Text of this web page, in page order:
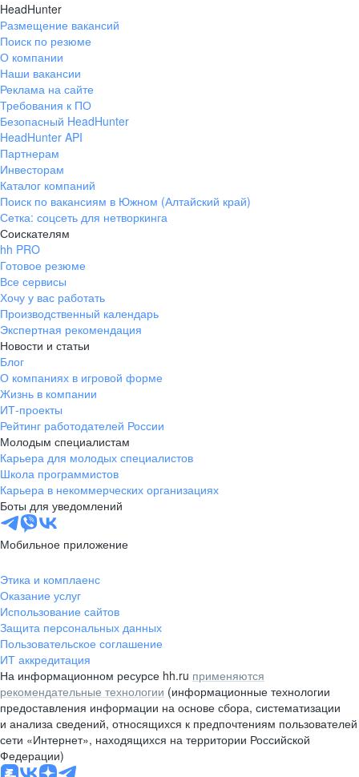
HeadHunter
Размещение вакансий
Поиск по резюме
О компании
Наши вакансии
Реклама на сайте
Требования к ПО
Безопасный HeadHunter
HeadHunter API
Партнерам
Инвесторам
Каталог компаний
Поиск по вакансиям в Южном (Алтайский край)
Сетка: соцсеть для нетворкинга
Соискателям
hh PRO
Готовое резюме
Все сервисы
Хочу у вас работать
Производственный календарь
Экспертная рекомендация
Новости и статьи
Блог
О компаниях в игровой форме
Жизнь в компании
ИТ-проекты
Рейтинг работодателей России
Молодым специалистам
Карьера для молодых специалистов
Школа программистов
Карьера в некоммерческих организациях
Боты для уведомлений
Мобильное приложение
Этика и комплаенс
Оказание услуг
Использование сайтов
Защита персональных данных
Пользовательское соглашение
ИТ аккредитация
На информационном ресурсе hh.ru применяются
рекомендательные технологии (информационные технологии
предоставления информации на основе сбора, систематизации
и анализа сведений, относящихся к предпочтениям пользователей
сети «Интернет», находящихся на территории Российской
Федерации)